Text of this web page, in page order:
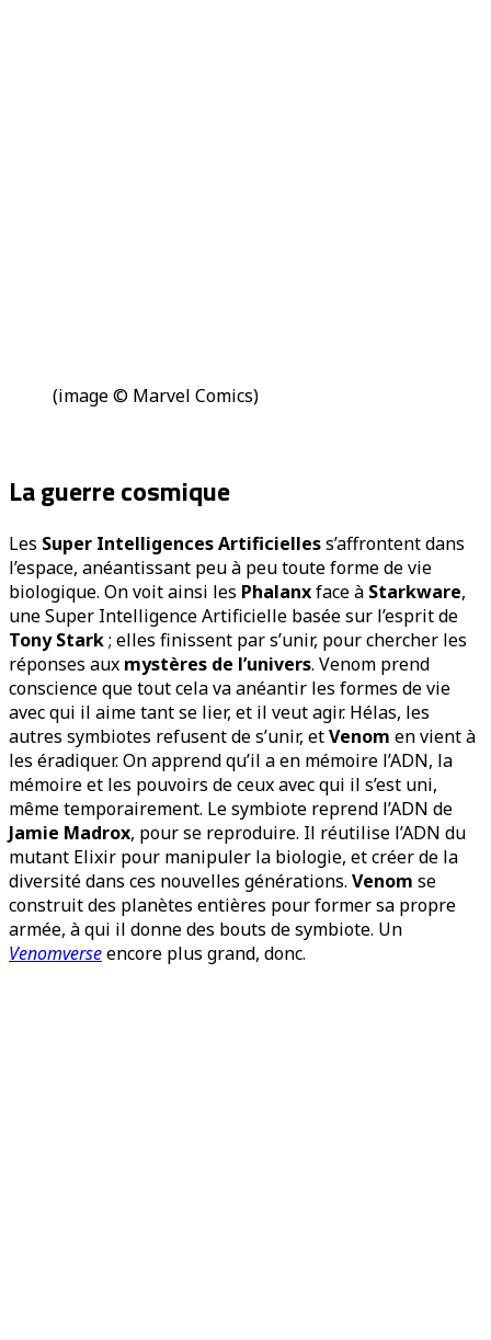
(image © Marvel Comics)
La guerre cosmique
Les Super Intelligences Artificielless’affrontent dans
l’espace, anéantissant peu à peu toute forme de vie
biologique. On voit ainsi les Phalanxface à Starkware,
une Super Intelligence Artificielle basée sur l’esprit de
Tony Stark; elles finissent par s’unir, pour chercher les
réponses aux mystères de l’univers. Venom prend
conscience que tout cela va anéantir les formes de vie
avec qui il aime tant se lier, et il veut agir. Hélas, les
autres symbiotes refusent de s’unir, etVenom en vient à
les éradiquer. On apprend qu’il a en mémoire l’ADN, la
mémoire et les pouvoirs de ceux avec qui il s’est uni,
même temporairement. Le symbiote reprend l’ADN de
Jamie Madrox, pour se reproduire. Il réutilise l’ADN du
mutant Elixir pour manipuler la biologie, et créer de la
diversité dans ces nouvelles générations. Venom se
construit des planètes entières pour former sa propre
armée, à qui il donne des bouts de symbiote. Un
Venomverseencore plus grand, donc.